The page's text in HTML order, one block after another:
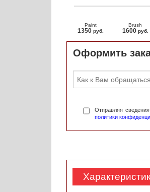
Paint
1350 руб.
Brush
1600 руб.
Оформить
Отправляя
политики